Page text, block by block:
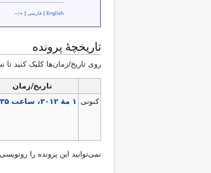
English فارسی +/−
تاریخچهٔ پرونده
روی تاریخ/زمان‌ها کلیک کنید تا
تاریخ/زمان
کنونی
نمی‌توانید این پرونده را